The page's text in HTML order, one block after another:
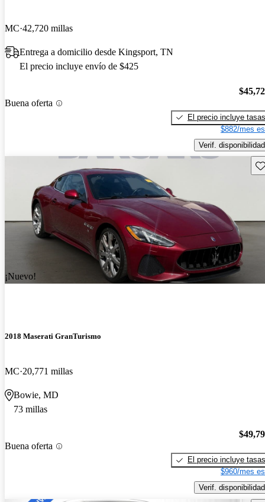
MC 42,720 millas
Entrega a domicilio desde Kingsport, TN
El precio incluye envío de $425
Buena oferta
El precio incluye tasas
$882/mes
Verif. disponibilidad
¡Nuevo!
2018 Maserati GranTurismo
MC 20,771 millas
Bowie, MD
73 millas
Buena oferta
El precio incluye tasas
$960/mes
Verif. disponibilidad